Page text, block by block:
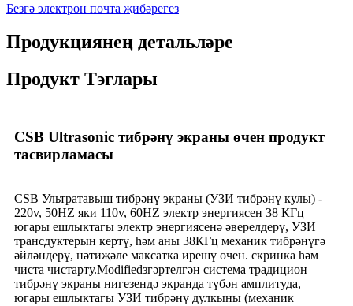
Безгә электрон почта җибәрегез
Продукциянең детальләре
Продукт Тэглары
CSB Ultrasonic тибрәнү экраны өчен продукт
тасвирламасы
CSB Ультратавыш тибрәнү экраны (УЗИ тибрәнү кулы) -
220v, 50HZ яки 110v, 60HZ электр энергиясен 38 КГц
югары ешлыктагы электр энергиясенә әверелдерү, УЗИ
трансдуктерын кертү, һәм аны 38КГц механик тибрәнүгә
әйләндерү, нәтиҗәле максатка ирешү өчен. скринка һәм
чиста чистарту.Modifiedзгәртелгән система традицион
тибрәнү экраны нигезендә экранда түбән амплитуда,
югары ешлыктагы УЗИ тибрәнү дулкыны (механик